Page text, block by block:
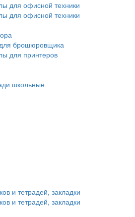
для офисной техники
для офисной техники
брошюровщика
для принтеров
школьные
и тетрадей, закладки
и тетрадей, закладки